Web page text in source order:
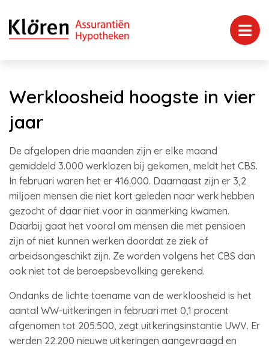
Werkloosheid hoogste in vier
jaar
De afgelopen drie maanden zijn er elke maand
gemiddeld 3.000 werklozen bij gekomen, meldt het CBS.
In februari waren het er 416.000. Daarnaast zijn er 3,2
miljoen mensen die niet kort geleden naar werk hebben
gezocht of daar niet voor in aanmerking kwamen.
Daarbij gaat het vooral om mensen die met pensioen
zijn of niet kunnen werken doordat ze ziek of
arbeidsongeschikt zijn. Ze worden volgens het CBS dan
ook niet tot de beroepsbevolking gerekend.
Ondanks de lichte toename van de werkloosheid is het
aantal WW-uitkeringen in februari met 0,1 procent
afgenomen tot 205.500, zegt uitkeringsinstantie UWV. Er
werden 22.200 nieuwe uitkeringen aangevraagd en